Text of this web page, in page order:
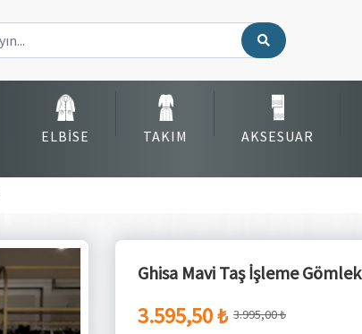
ELBISE TAKIM AKSESUAR
Ghisa Mavi Taş İşleme Gömlek
3.595,50 ₺ 3.995,00 ₺